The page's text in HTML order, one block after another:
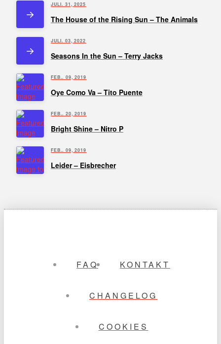
JULI. 31, 2025
The House of the Rising Sun – The Animals
JULI. 03, 2022
Seasons In the Sun – Terry Jacks
FEB.. 09, 2019
Oye Como Va – Tito Puente
FEB.. 20, 2019
Bright Shine – Nitro P
FEB.. 09, 2019
Leider – Eisbrecher
FAQ KONTAKT
CHANGELOG
COOKIES